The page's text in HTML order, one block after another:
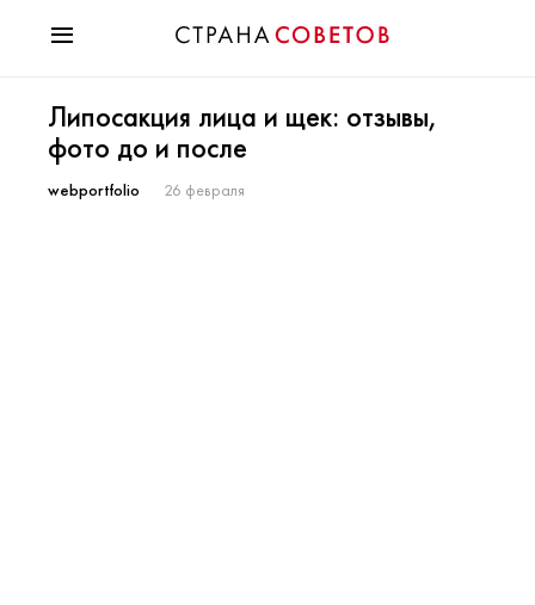
Мода
Звезды
Гороскопы
Липосакция лица и щек: отзывы,
фото до и после
webportfolio 26 февраля